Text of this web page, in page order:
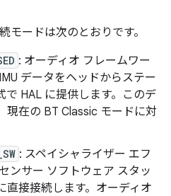
モードは次のとおりです。
: オーディオ フレームワー
データをヘッドからステー
で HAL に提供します。このデ
現在の BT Classic モードに対
: スペイシャライザー エフ
ンサー ソフトウェア スタッ
直接接続します。オーディオ